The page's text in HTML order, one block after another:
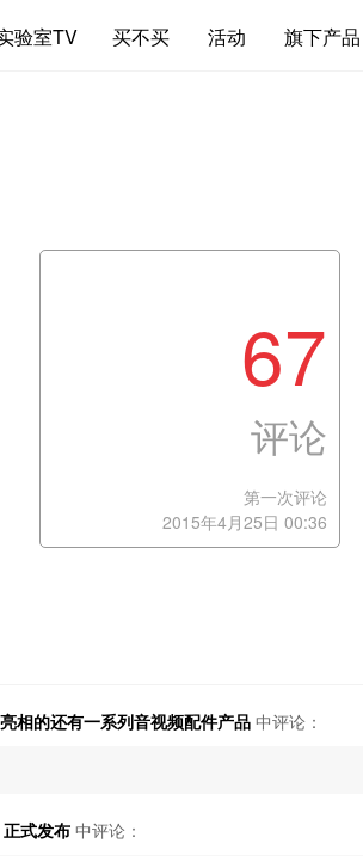
验室TV 买不买 活动 旗下产品
67
评论
第一次评论
2015年4月25日 00:36
相的还有一系列音视频配件产品中评论：
式发布中评论：